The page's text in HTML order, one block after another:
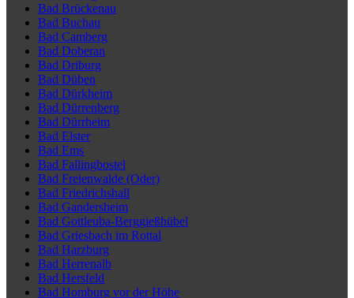
Bad Brückenau
Bad Buchau
Bad Camberg
Bad Doberan
Bad Driburg
Bad Düben
Bad Dürkheim
Bad Dürrenberg
Bad Dürrheim
Bad Elster
Bad Ems
Bad Fallingbostel
Bad Freienwalde (Oder)
Bad Friedrichshall
Bad Gandersheim
Bad Gottleuba-Berggießhübel
Bad Griesbach im Rottal
Bad Harzburg
Bad Herrenalb
Bad Hersfeld
Bad Homburg vor der Höhe